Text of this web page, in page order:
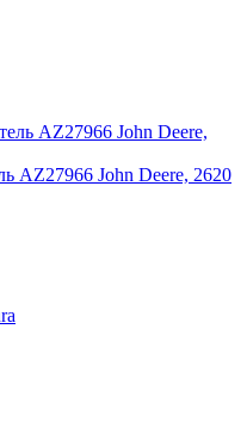
AZ27966 John Deere, 2620